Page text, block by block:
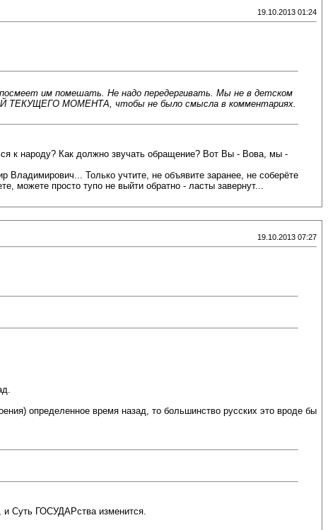
19.10.2013 01:24
им помешать. Не надо передергивать. Мы не в детском
МОМЕНТА, чтобы не было смысла в комментариях.
к народу? Как должно звучать обращение? Вот Вы - Вова, мы -
Только учтите, не объявите заранее, не соберёте
можете просто тупо не выйти обратно - ласты завернут...
19.10.2013 07:27
определенное время назад, то большинство русских это вроде бы
и Суть ГОСУДАРства изменится.